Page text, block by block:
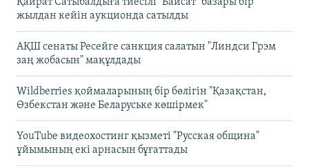
жылдан кейін аукционда сатылды
АҚШ сенаты Ресейге санкция салатын "Линдси Грэм
заң жобасын" мақұлдады
Wildberries қоймаларының бір бөлігін "Қазақстан,
Өзбекстан және Беларуське көшірмек"
YouTube видеохостинг қызметі "Русская община"
ұйымының екі арнасын бұғаттады